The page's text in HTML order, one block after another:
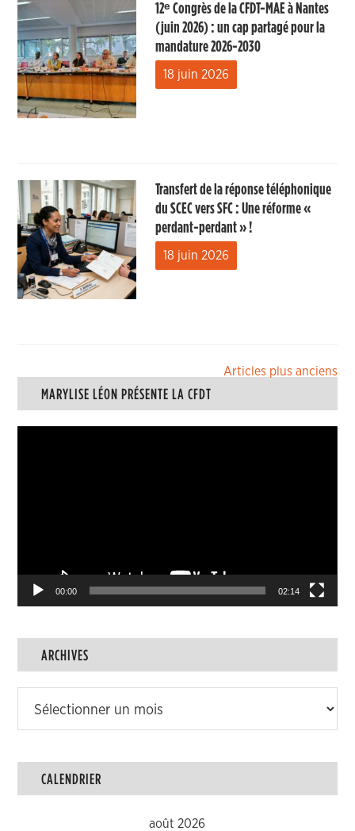
12ᵉ Congrès de la CFDT-MAE à Nantes
(juin 2026) : un cap partagé pour la
mandature 2026-2030
18 juin 2026
Transfert de la réponse téléphonique
du SCEC vers SFC : Une réforme «
perdant-perdant » !
18 juin 2026
Navigation
des
articles
Articles plus anciens
MARYLISE LÉON PRÉSENTE LA CFDT
00:00 02:14
ARCHIVES
CALENDRIER
août 2026